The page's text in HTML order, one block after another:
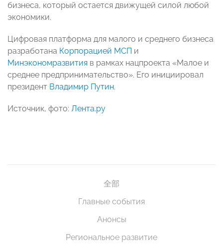
бизнеса, который остается движущей силой любой
экономики.
Цифровая платформа для малого и среднего бизнеса
разработана Корпорацией МСП и
Минэкономразвития в рамках нацпроекта «Малое и
среднее предпринимательство». Его инициировал
президент Владимир Путин.
Источник, фото: Лента.ру
全部
Главные события
Анонсы
Региональное развитие